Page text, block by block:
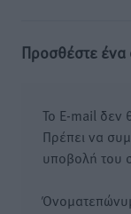
Προσθέστε ένα
Το E-mail δεν
Πρέπει να
υποβολή του